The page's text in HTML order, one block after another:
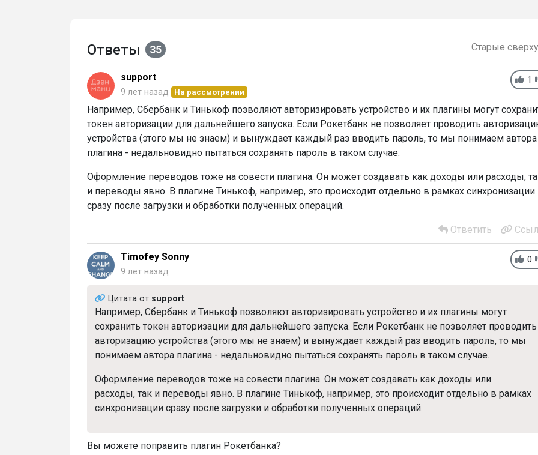
Ответы 35 Старые
1
support
9 лет назад На рассмотрении
Например, Сбербанк и Тинькоф позволяют авторизировать устройство и их плагины могут
токен авторизации для дальнейшего запуска. Если Рокетбанк не позволяет проводить
устройства (этого мы не знаем) и вынуждает каждый раз вводить пароль, то мы понимаем автора
плагина - недальновидно пытаться сохранять пароль в таком случае.
Оформление переводов тоже на совести плагина. Он может создавать как доходы или расходы,
и переводы явно. В плагине Тинькоф, например, это происходит отдельно в рамках синхронизации
сразу после загрузки и обработки полученных операций.
Ответить
0
Timofey Sonny
9 лет назад
Цитата от support
Например, Сбербанк и Тинькоф позволяют авторизировать устройство и их плагины могут
сохранить токен авторизации для дальнейшего запуска. Если Рокетбанк не позволяет проводить
авторизацию устройства (этого мы не знаем) и вынуждает каждый раз вводить пароль, то мы
понимаем автора плагина - недальновидно пытаться сохранять пароль в таком случае.
Оформление переводов тоже на совести плагина. Он может создавать как доходы или
расходы, так и переводы явно. В плагине Тинькоф, например, это происходит отдельно в рамках
синхронизации сразу после загрузки и обработки полученных операций.
Вы можете поправить плагин Рокетбанка?